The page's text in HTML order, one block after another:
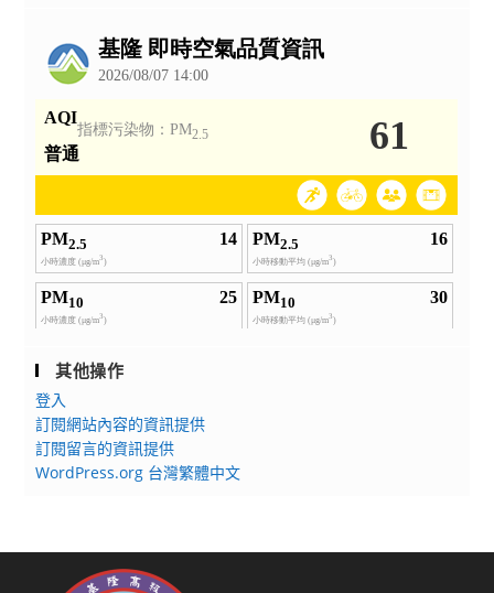
其他操作
登入
訂閱網站內容的資訊提供
訂閱留言的資訊提供
WordPress.org 台灣繁體中文